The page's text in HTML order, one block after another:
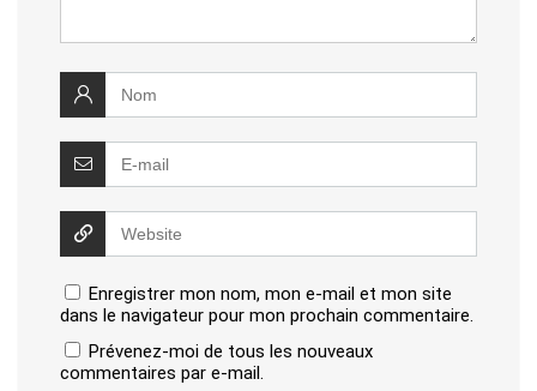
Enregistrer mon nom, mon e-mail et mon site
dans le navigateur pour mon prochain commentaire.
Prévenez-moi de tous les nouveaux
commentaires par e-mail.